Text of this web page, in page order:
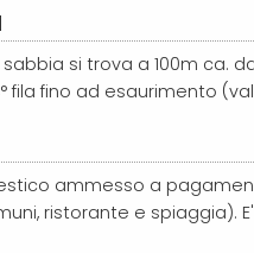
si trova a 100m ca.
fila fino ad esaurimento
ammesso a
ristorante e spiaggia).